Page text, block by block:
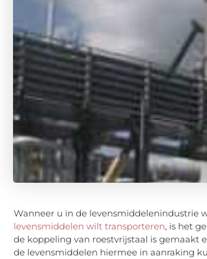
Wanneer u in de levensmiddelenindustrie
levensmiddelen wilt transporteren, is het
de koppeling van roestvrijstaal is gemaakt
de levensmiddelen hiermee in aanraking